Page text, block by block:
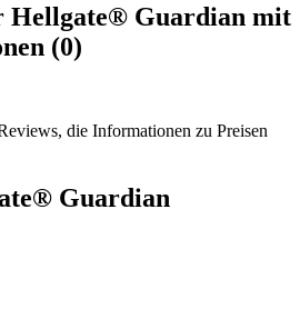
Hellgate® Guardian mit
(0)
die Informationen zu Preisen
Guardian